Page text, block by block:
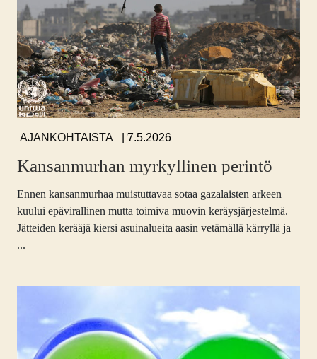
AJANKOHTAISTA ,7.5.2026
Kansanmurhan myrkyllinen perintö
Ennen kansanmurhaa muistuttavaa sotaa gazalaisten arkeen
kuului epävirallinen mutta toimiva muovin keräysjärjestelmä.
Jätteiden kerääjä kiersi asuinalueita aasin vetämällä kärryllä ja
...